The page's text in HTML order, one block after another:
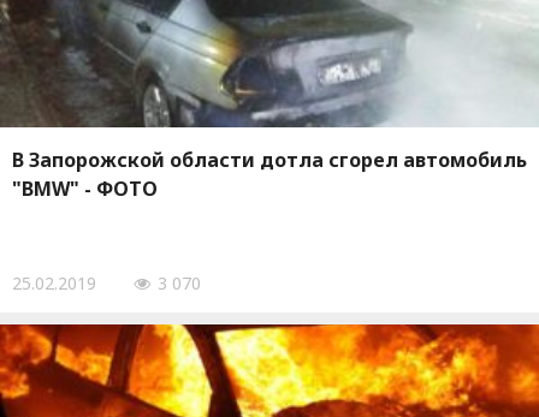
В Запорожской области дотла сгорел автомобиль
"BMW" - ФОТО
25.02.2019 3 070